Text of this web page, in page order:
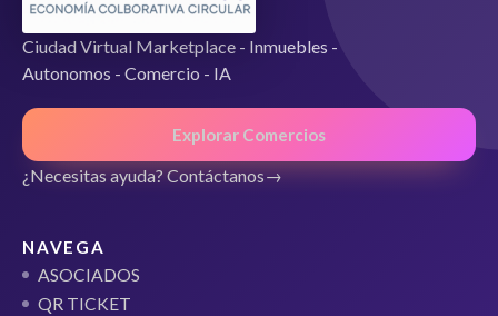
Ciudad Virtual Marketplace - Inmuebles -
Autonomos - Comercio - IA
Explorar Comercios
¿Necesitas ayuda? Contáctanos
NAVEGA
ASOCIADOS
QR TICKET